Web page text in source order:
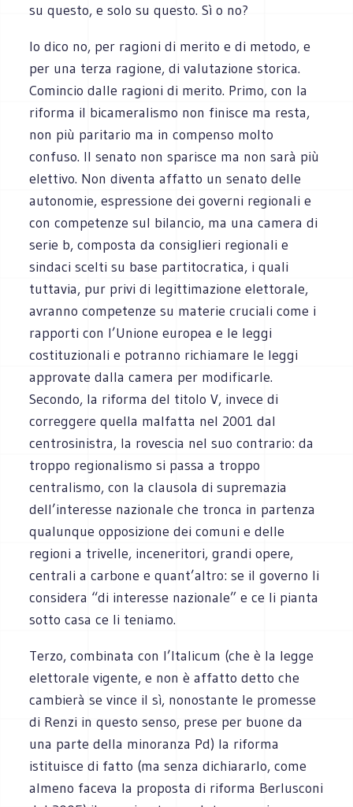
su questo, e solo su questo. Sì o no?
Io dico no, per ragioni di merito e di metodo, e
per una terza ragione, di valutazione storica.
Comincio dalle ragioni di merito. Primo, con la
riforma il bicameralismo non finisce ma resta,
non più paritario ma in compenso molto
confuso. Il senato non sparisce ma non sarà più
elettivo. Non diventa affatto un senato delle
autonomie, espressione dei governi regionali e
con competenze sul bilancio, ma una camera di
serie b, composta da consiglieri regionali e
sindaci scelti su base partitocratica, i quali
tuttavia, pur privi di legittimazione elettorale,
avranno competenze su materie cruciali come i
rapporti con l’Unione europea e le leggi
costituzionali e potranno richiamare le leggi
approvate dalla camera per modificarle.
Secondo, la riforma del titolo V, invece di
correggere quella malfatta nel 2001 dal
centrosinistra, la rovescia nel suo contrario: da
troppo regionalismo si passa a troppo
centralismo, con la clausola di supremazia
dell’interesse nazionale che tronca in partenza
qualunque opposizione dei comuni e delle
regioni a trivelle, inceneritori, grandi opere,
centrali a carbone e quant’altro: se il governo li
considera “di interesse nazionale” e ce li pianta
sotto casa ce li teniamo.
Terzo, combinata con l’Italicum (che è la legge
elettorale vigente, e non è affatto detto che
cambierà se vince il sì, nonostante le promesse
di Renzi in questo senso, prese per buone da
una parte della minoranza Pd) la riforma
istituisce di fatto (ma senza dichiararlo, come
almeno faceva la proposta di riforma Berlusconi